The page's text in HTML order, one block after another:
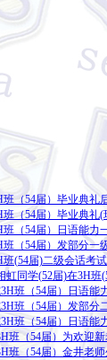
班（54届）毕业典礼
班（54届）毕业典礼(
班（54届）日语能力
班（54届）发部分一
班(54届)二级会话考
虹同学(52届)在3H班
班（54届）日语能
班（54届）发部分
班（54届）日语能
班（54届）为欢迎
班（54届）金井老